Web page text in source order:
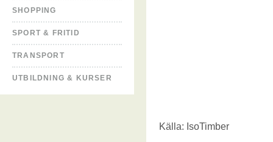
SHOPPING
SPORT & FRITID
TRANSPORT
UTBILDNING & KURSER
Källa: IsoTimber